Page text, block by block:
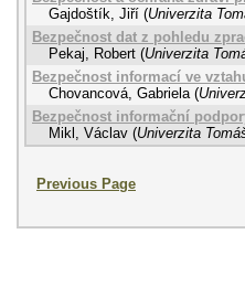
Gajdoštík, Jiří (Univerzita
Bezpečnost dat z pohledu
Pekaj, Robert (Univerzita
Bezpečnost informací ve
Chovancová, Gabriela (
Bezpečnost informační
Mikl, Václav (Univerzita
Previous Page